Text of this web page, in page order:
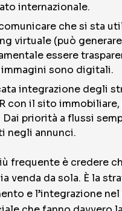
internazionale.
che si sta
virtuale (può
essere
sono digitali.
integrazione degli
con il sito
Dai priorità a flussi
negli annunci.
frequente è credere
venda da sola. È la
e l’integrazione